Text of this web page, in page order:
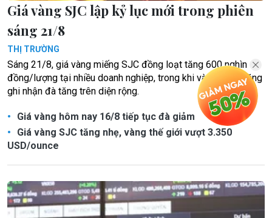
Giá vàng SJC lập kỷ lục mới trong phiên
sáng 21/8
THỊ TRƯỜNG
Sáng 21/8, giá vàng miếng SJC đồng loạt tăng 600 nghìn
đồng/lượng tại nhiều doanh nghiệp, trong khi vàng nhẫn cũng
ghi nhận đà tăng trên diện rộng.
Giá vàng hôm nay 16/8 tiếp tục đà giảm
Giá vàng SJC tăng nhẹ, vàng thế giới vượt 3.350
USD/ounce